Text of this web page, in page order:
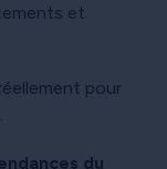
et
pour
du